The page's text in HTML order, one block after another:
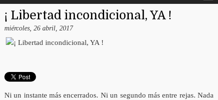
¡ Libertad incondicional, YA !
miércoles, 26 abril, 2017
Ni un instante más encerrados. Ni un segundo más entre rejas. Nada